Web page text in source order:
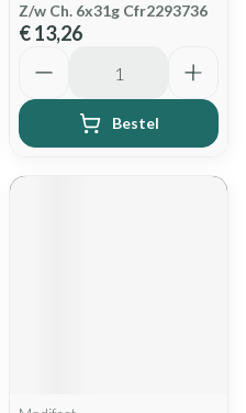
Z/w Ch. 6x31g Cfr2293736
€ 13,26
Bestel